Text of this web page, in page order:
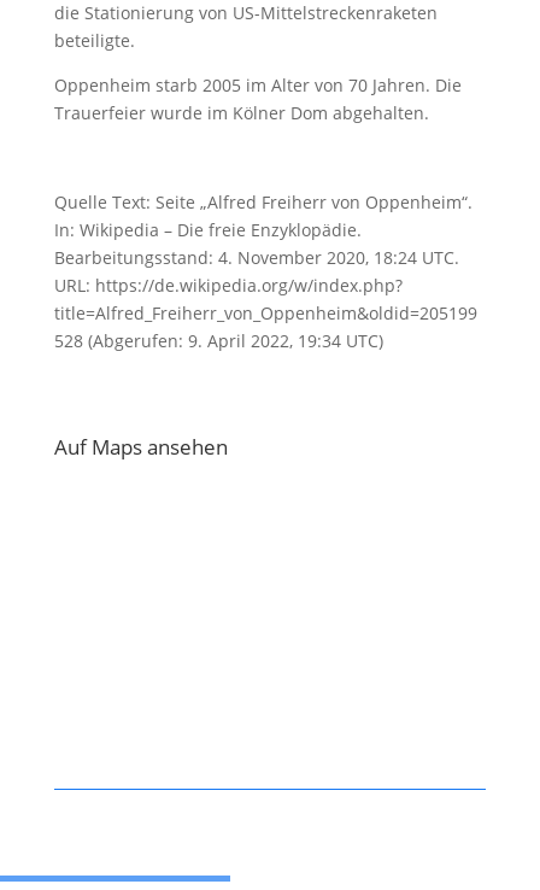
die Stationierung von US-Mittelstreckenraketen
beteiligte.
Oppenheim starb 2005 im Alter von 70 Jahren. Die
Trauerfeier wurde im Kölner Dom abgehalten.
Quelle Text: Seite „Alfred Freiherr von Oppenheim“.
In: Wikipedia – Die freie Enzyklopädie.
Bearbeitungsstand: 4. November 2020, 18:24 UTC.
URL: https://de.wikipedia.org/w/index.php?
title=Alfred_Freiherr_von_Oppenheim&oldid=205199
528 (Abgerufen: 9. April 2022, 19:34 UTC)
Auf Maps ansehen